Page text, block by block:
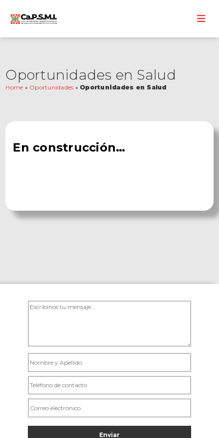
Oportunidades en Salud
Home » Oportunidades » Oportunidades en Salud
En construcción…